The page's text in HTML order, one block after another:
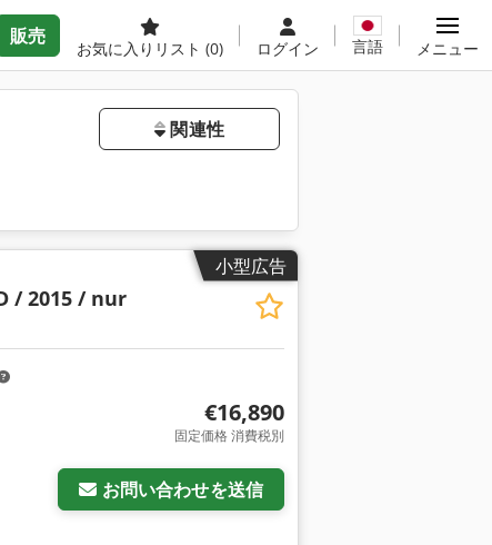
販売
お気に入りリスト (0) ログイン 言語 メニュー
関連性
小型広告
/ 2015 / nur
€16,890
固定価格 消費税別
お問い合わせを送信